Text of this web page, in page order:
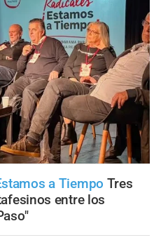
a Tiempo Tres
entre los